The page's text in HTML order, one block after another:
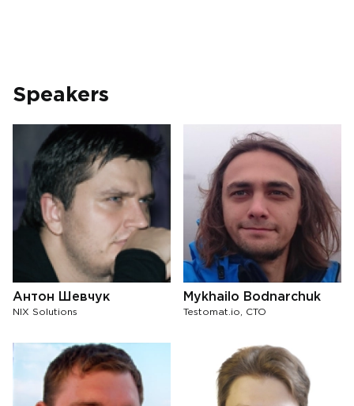
Speakers
Антон Шевчук
NIX Solutions
Mykhailo Bodnarchuk
Testomat.io, CTO